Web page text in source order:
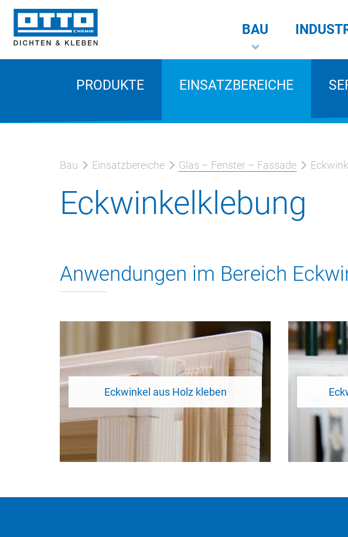
BAU
PRODUKTE EINSATZBEREICHE
Bau Einsatzbereiche Glas – Fenster – Fassade
Eckwinkelklebung
Anwendungen im Bereich
Eckwinkel aus Holz kleben